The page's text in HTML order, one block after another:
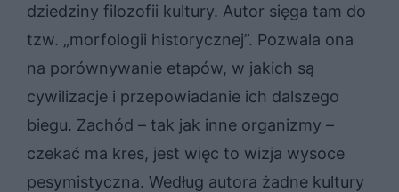
dziedziny filozofii kultury. Autor sięga tam do
tzw. „morfologii historycznej”. Pozwala ona
na porównywanie etapów, w jakich są
cywilizacje i przepowiadanie ich dalszego
biegu. Zachód – tak jak inne organizmy –
czekać ma kres, jest więc to wizja wysoce
pesymistyczna. Według autora żadne kultury